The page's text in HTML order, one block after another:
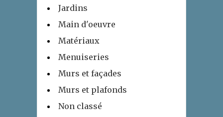
Jardins
Main d'oeuvre
Matériaux
Menuiseries
Murs et façades
Murs et plafonds
Non classé